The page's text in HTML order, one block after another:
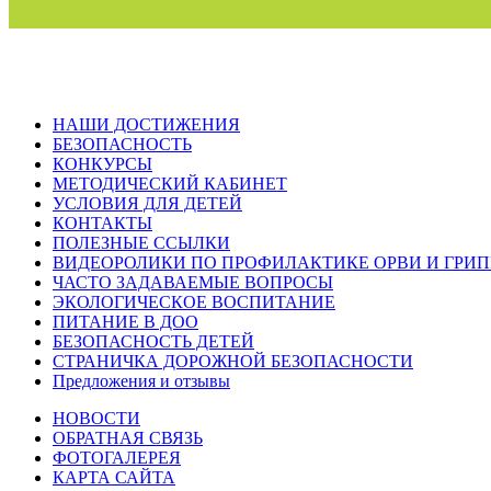
НАШИ ДОСТИЖЕНИЯ
БЕЗОПАСНОСТЬ
КОНКУРСЫ
МЕТОДИЧЕСКИЙ КАБИНЕТ
УСЛОВИЯ ДЛЯ ДЕТЕЙ
КОНТАКТЫ
ПОЛЕЗНЫЕ ССЫЛКИ
ВИДЕОРОЛИКИ ПО ПРОФИЛАКТИКЕ ОРВИ И
ЧАСТО ЗАДАВАЕМЫЕ ВОПРОСЫ
ЭКОЛОГИЧЕСКОЕ ВОСПИТАНИЕ
ПИТАНИЕ В ДОО
БЕЗОПАСНОСТЬ ДЕТЕЙ
СТРАНИЧКА ДОРОЖНОЙ БЕЗОПАСНОСТИ
Предложения и отзывы
НОВОСТИ
ОБРАТНАЯ СВЯЗЬ
ФОТОГАЛЕРЕЯ
КАРТА САЙТА